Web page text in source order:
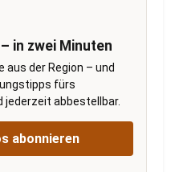
in zwei Minuten
aus der Region – und
fürs
jederzeit abbestellbar.
abonnieren